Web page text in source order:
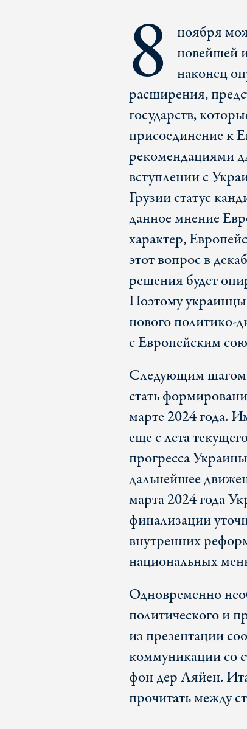
8
ноября
новейшей
наконец
расширения,
государств,
присоединение к
рекомендациями
вступлении с
Грузии статус
данное мнение
характер,
этот вопрос в
решения будет
Поэтому
нового политико-
с Европейским
Следующим шагом
стать
марте 2024 года.
еще с лета
прогресса
дальнейшее
марта 2024 года
финализации
внутренних
национальных
Одновременно
политического и
из презентации
коммуникации со
фон дер Ляйен.
прочитать между